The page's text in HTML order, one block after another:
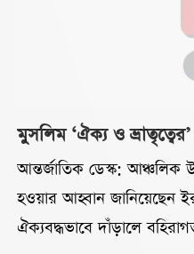
মুসলিম ‘ঐক্য ও
আন্তর্জাতিক ডেস্ক:
হওয়ার আহ্বান জানিয়েছেন
ঐক্যবদ্ধভাবে দাঁড়ালে